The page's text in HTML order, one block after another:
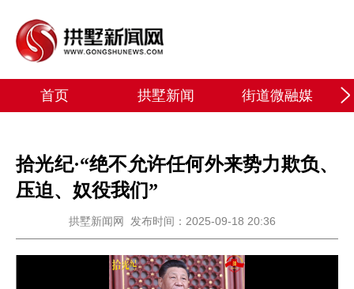
首页 拱墅新闻 街道微融媒
拾光纪·“绝不允许任何外来势力欺负、
压迫、奴役我们”
拱墅新闻网 发布时间：2025-09-18 20:36